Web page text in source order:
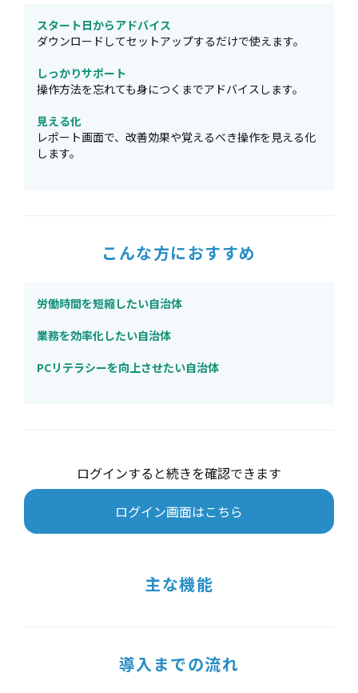
スタート日からアドバイス
ダウンロードしてセットアップするだけで使えます。
しっかりサポート
操作方法を忘れても身につくまでアドバイスします。
見える化
レポート画面で、改善効果や覚えるべき操作を見える化
します。
こんな方におすすめ
労働時間を短縮したい自治体
業務を効率化したい自治体
PCリテラシーを向上させたい自治体
ログインすると続きを確認できます
ログイン画面はこちら
主な機能
導入までの流れ